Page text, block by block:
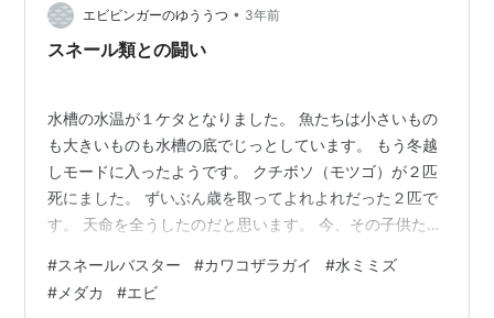
法について解説します！ 実際僕が試して効果の実感でき
たものや、あまり効果を感じなかったものもあるのでそ
エビビンガーのゆううつ • 3年前
スネール類との闘い
水槽の水温が１ケタとなりました。 魚たちは小さいもの
も大きいものも水槽の底でじっとしています。 もう冬越
しモードに入ったようです。 クチボソ（モツゴ）が２匹
死にました。 ずいぶん歳を取ってよれよれだった２匹で
す。 天命を全うしたのだと思います。 今、その子供たち
の水槽ですが スネール退治開始しました。 退治方法です
が スネールバスターを使いました。 スネールバスターは
#スネールバスター #カワコザラガイ #水ミミズ
# メダカ #エビ